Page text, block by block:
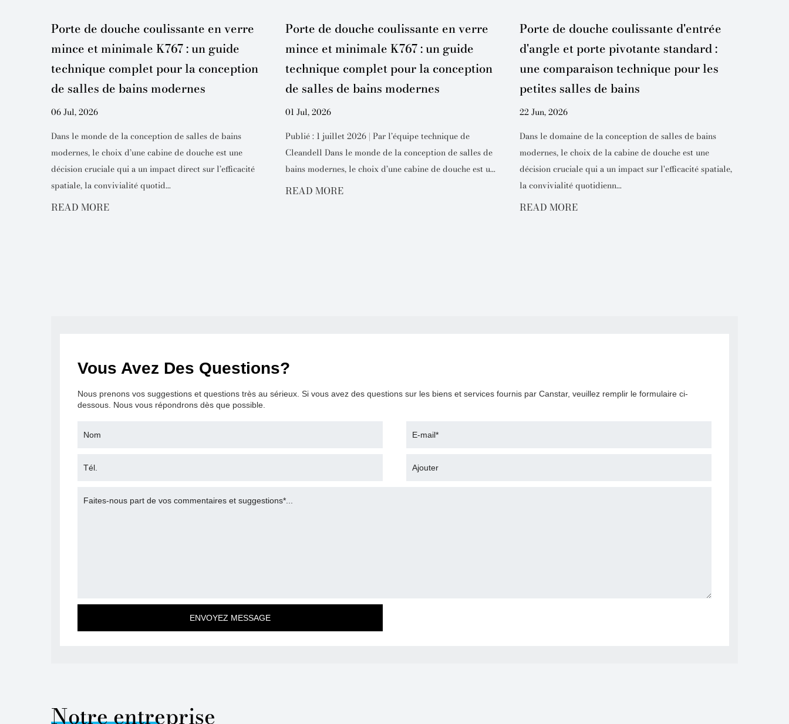
Porte de douche coulissante en verre
mince et minimale K767 : un guide
technique complet pour la conception
de salles de bains modernes
06 Jul, 2026
Dans le monde de la conception de salles de bains
modernes, le choix d’une cabine de douche est une
décision cruciale qui a un impact direct sur l’efficacité
spatiale, la convivialité quotid...
READ MORE
Porte de douche coulissante en verre
mince et minimale K767 : un guide
technique complet pour la conception
de salles de bains modernes
01 Jul, 2026
Publié : 1 juillet 2026 | Par l’équipe technique de
Cleandell Dans le monde de la conception de salles de
bains modernes, le choix d’une cabine de douche est u...
READ MORE
Porte de douche coulissante d'entrée
d'angle et porte pivotante standard :
une comparaison technique pour les
petites salles de bains
22 Jun, 2026
Dans le domaine de la conception de salles de bains
modernes, le choix de la cabine de douche est une
décision cruciale qui a un impact sur l'efficacité spatiale,
la convivialité quotidienn...
READ MORE
Vous Avez Des Questions?
Nous prenons vos suggestions et questions très au sérieux. Si vous avez des questions sur les biens et services fournis par Canstar, veuillez remplir le formulaire ci-
dessous. Nous vous répondrons dès que possible.
Notre entreprise